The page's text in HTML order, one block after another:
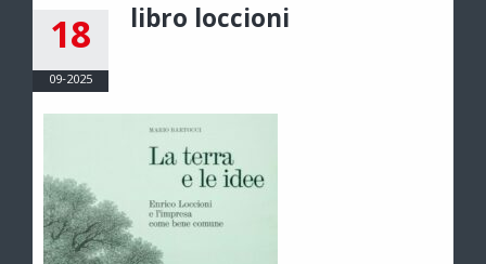
18
09-2025
libro loccioni